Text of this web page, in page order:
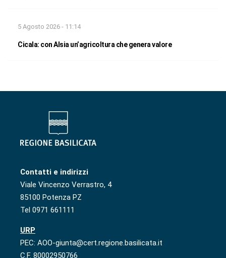
5 Agosto 2026 - 11:14
Cicala: con Alsia un’agricoltura che genera valore
Contatti e indirizzi
Viale Vincenzo Verrastro, 4
85100 Potenza PZ
Tel 0971 661111
URP
PEC: AOO-giunta@cert.regione.basilicata.it
C.F. 80002950766